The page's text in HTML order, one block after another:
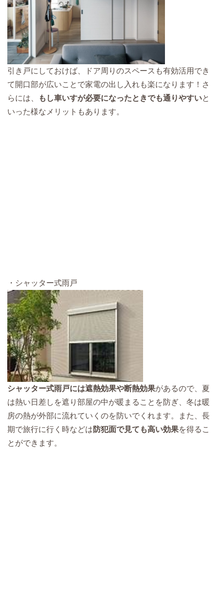
引き戸にしておけば、ドア周りのスペースも有効活用でき
て開口部が広いことで家電の出し入れも楽になります！さ
らには、
もし車いすが必要になったときでも通りやすいと
いった様なメリットもあります。
・シャッター式雨戸
シャッター式雨戸には遮熱効果や断熱効果があるので、夏
は熱い日差しを遮り部屋の中が暖まることを防ぎ、冬は暖
房の熱が外部に流れていくのを防いでくれます。また、長
期で旅行に行く時などは 防犯面で見ても高い効果を得るこ
とができます。